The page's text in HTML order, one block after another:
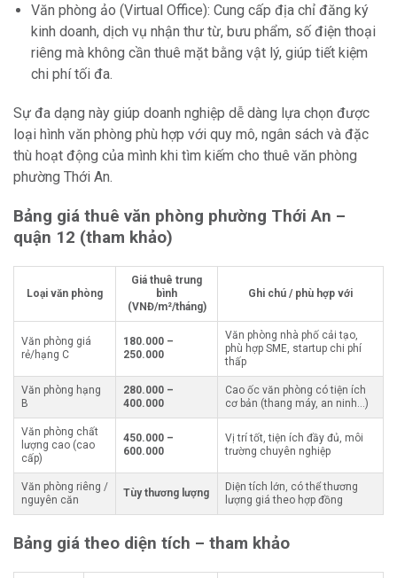
Văn phòng ảo (Virtual Office): Cung cấp địa chỉ đăng ký
kinh doanh, dịch vụ nhận thư từ, bưu phẩm, số điện thoại
riêng mà không cần thuê mặt bằng vật lý, giúp tiết kiệm
chi phí tối đa.
Sự đa dạng này giúp doanh nghiệp dễ dàng lựa chọn được
loại hình văn phòng phù hợp với quy mô, ngân sách và đặc
thù hoạt động của mình khi tìm kiếm cho thuê văn phòng
phường Thới An.
Bảng giá thuê văn phòng phường Thới An –
quận 12 (tham khảo)
Loại văn phòng
Giá thuê trung
bình
(VNĐ/m²/tháng)
Ghi chú / phù hợp với
Văn phòng giá
rẻ/hạng C
180.000 –
250.000
Văn phòng nhà phố cải tạo,
phù hợp SME, startup chi phí
thấp
Văn phòng hạng
B
280.000 –
400.000
Cao ốc văn phòng có tiện ích
cơ bản (thang máy, an ninh…)
Văn phòng chất
lượng cao (cao
cấp)
450.000 –
600.000
Vị trí tốt, tiện ích đầy đủ, môi
trường chuyên nghiệp
Văn phòng riêng /
nguyên căn
Tùy thương lượng
Diện tích lớn, có thể thương
lượng giá theo hợp đồng
Bảng giá theo diện tích – tham khảo